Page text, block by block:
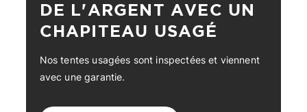
DE L'ARGENT AVEC UN
CHAPITEAU USAGÉ
Nos tentes usagées sont inspectées et viennent
avec une garantie.